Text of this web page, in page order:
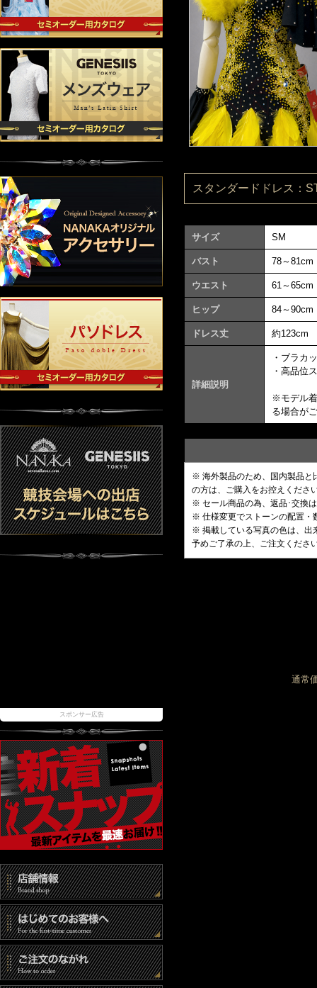
スポンサー広告
スタンダードドレス：
サイズ SM
バスト 78～81cm
ウエスト 61～65cm
ヒップ 84～90cm
ドレス丈 約123cm
詳細説明
・ブラカ
・高品位
※モデル
る場合が
※ 海外製品のため、国内製品と
の方は、ご購入をお控えくださ
※ セール商品の為、返品･交換
※ 仕様変更でストーンの配置・
※ 掲載している写真の色は、出
予めご了承の上、ご注文くださ
通常